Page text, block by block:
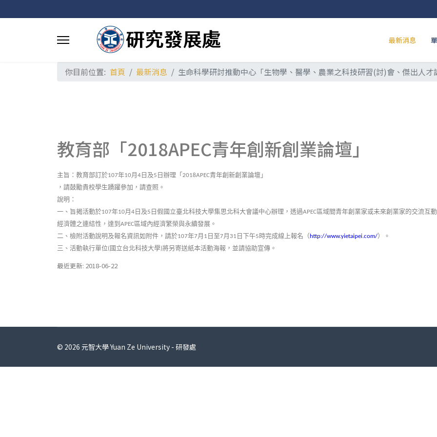
最新消息
你目前位置: 首頁 最新消息 生命科學研討推動中心「生物學、醫學、農業之科技研習(討)會、傑出人才
教育部「2018APEC青年創新創業論壇」
主旨：教育部訂於107年10月4日及5 日辦理「2018APEC青年創新創業論壇」
，請鼓勵貴校學生踴躍參加，請查照。
說明：
一、旨揭活動於107年10月4日及5 日假國立臺北科技大學集思北科大會議中心辦理，透過APEC區域間青年創業家或未來創業家的交流互
經濟體之連結性，達到APEC區域內經濟繁榮與永續發展。
二、檢附活動說明及報名資訊如附件，請於107年7月 1 日至7月 31 日下午5時完成線上報名（ http://www.yietaipei.com/）。
三、活動執行單位(國立台北科技大學)將另寄送紙本活動海報，並請協助宣傳。
最近更新: 2018-06-22
© 2026 元智大學 Yuan Ze University - 研發處